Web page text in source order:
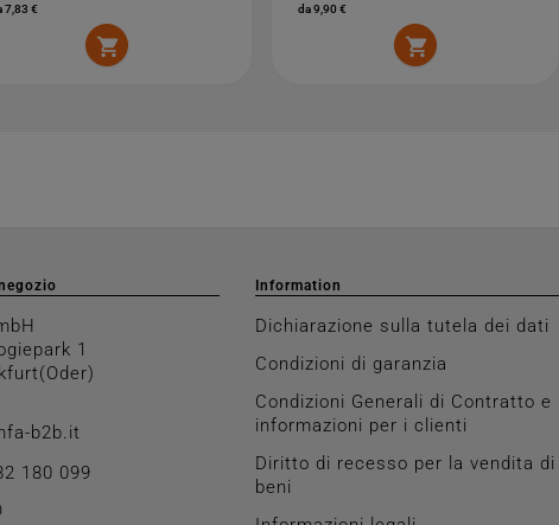
7,83 €

da 9,90 €

1
b2b.it
180 099
Information
Dichiarazione sulla tutela dei dati
Condizioni di garanzia
Condizioni Generali di Contratto e
informazioni per i clienti
Diritto di recesso per la vendita di
beni